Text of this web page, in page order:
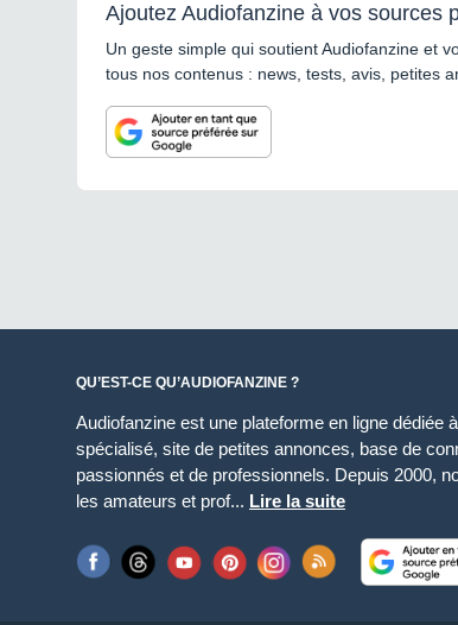
Ajoutez Audiofanzine à vos sources
Un geste simple qui soutient Audiofanzine et
tous nos contenus : news, tests, avis, petites
QU’EST-CE QU’AUDIOFANZINE ?
Audiofanzine est une plateforme en ligne dédiée
spécialisé, site de petites annonces, base de
passionnés et de professionnels. Depuis 2000,
les amateurs et prof... Lire la suite